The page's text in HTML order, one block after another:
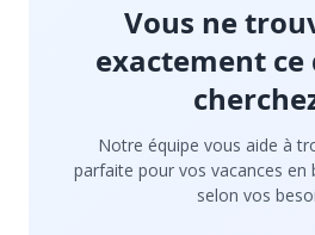
Vous ne
exactement ce
Notre équipe vous aide à
parfaite pour vos vacances en
selon vos